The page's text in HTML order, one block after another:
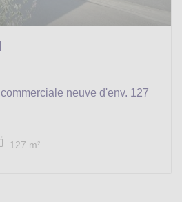
neuve d'env. 127
127 m2